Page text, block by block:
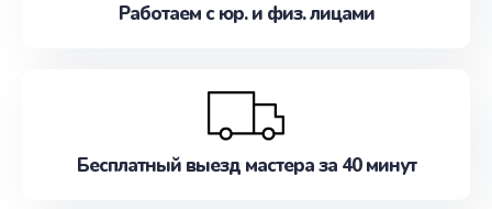
Работаем с юр. и физ. лицами
Бесплатный выезд мастера за 40 минут